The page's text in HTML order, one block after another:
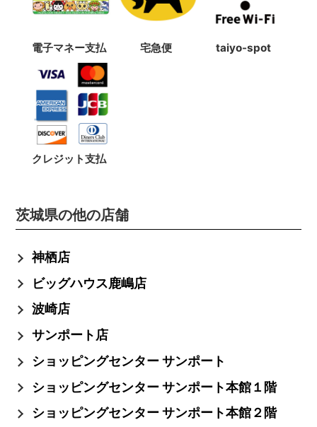
電子マネー支払 宅急便 taiyo-spot
クレジット支払
茨城県の他の店舗
神栖店
ビッグハウス鹿嶋店
波崎店
サンポート店
ショッピングセンター サンポート
ショッピングセンター サンポート本館１階
ショッピングセンター サンポート本館２階